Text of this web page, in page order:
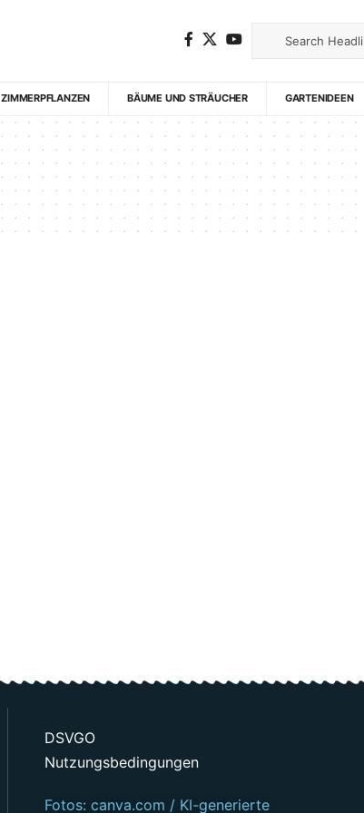
ZIMMERPFLANZEN BÄUME UND STRÄUCHER GARTENIDEEN
DSVGO
Nutzungsbedingungen
Fotos: canva.com / KI-generierte